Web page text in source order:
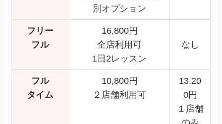
別オプション
フリー
フル
16,800円
全店利用可
1日2レッスン
なし
フル
タイム
10,800円
２店舗利用可
13,20
0円
１店舗